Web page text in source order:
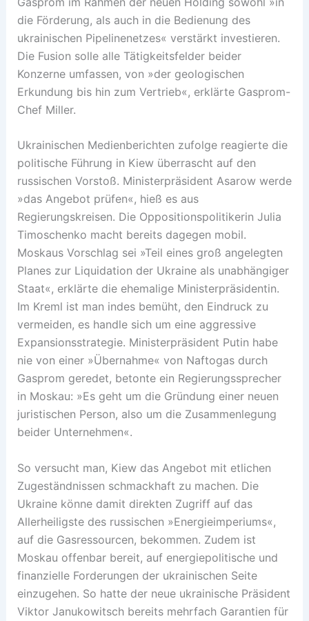
die Förderung, als auch in die Bedienung des
ukrainischen Pipelinenetzes« verstärkt investieren.
Die Fusion solle alle Tätigkeitsfelder beider
Konzerne umfassen, von »der geologischen
Erkundung bis hin zum Vertrieb«, erklärte Gasprom-
Chef Miller.
Ukrainischen Medienberichten zufolge reagierte die
politische Führung in Kiew überrascht auf den
russischen Vorstoß. Ministerpräsident Asarow werde
»das Angebot prüfen«, hieß es aus
Regierungskreisen. Die Oppositionspolitikerin Julia
Timoschenko macht bereits dagegen mobil.
Moskaus Vorschlag sei »Teil eines groß angelegten
Planes zur Liquidation der Ukraine als unabhängiger
Staat«, erklärte die ehemalige Ministerpräsidentin.
Im Kreml ist man indes bemüht, den Eindruck zu
vermeiden, es handle sich um eine aggressive
Expansionsstrategie. Ministerpräsident Putin habe
nie von einer »Übernahme« von Naftogas durch
Gasprom geredet, betonte ein Regierungssprecher
in Moskau: »Es geht um die Gründung einer neuen
juristischen Person, also um die Zusammenlegung
beider Unternehmen«.
So versucht man, Kiew das Angebot mit etlichen
Zugeständnissen schmackhaft zu machen. Die
Ukraine könne damit direkten Zugriff auf das
Allerheiligste des russischen »Energieimperiums«,
auf die Gasressourcen, bekommen. Zudem ist
Moskau offenbar bereit, auf energiepolitische und
finanzielle Forderungen der ukrainischen Seite
einzugehen. So hatte der neue ukrainische Präsident
Viktor Janukowitsch bereits mehrfach Garantien für